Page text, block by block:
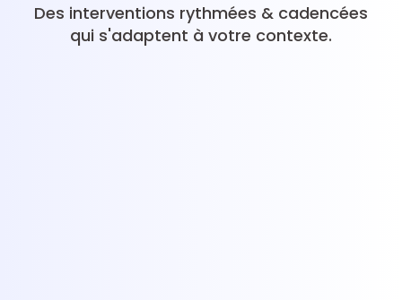
Des interventions rythmées & cadencées
qui s'adaptent à votre contexte.